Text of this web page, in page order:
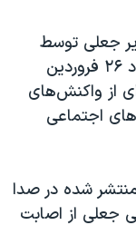
جعلی توسط
حکومت جمهوری اسلامی از حمله بامداد ۲۶ فروردین
از واکنش‌های
اجتماعی
شده در صدا
جعلی از اصابت